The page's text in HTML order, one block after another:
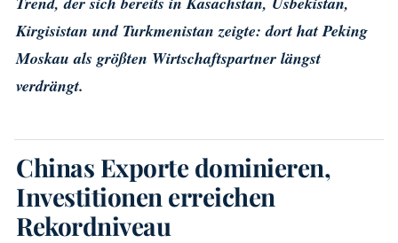
Kirgisistan und Turkmenistan zeigte: dort hat Peking
Moskau als größten Wirtschafts­partner längst
verdrängt.
Chinas Exporte dominieren,
Investitionen erreichen
Rekordniveau